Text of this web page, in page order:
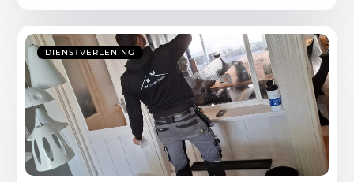
DIENSTVERLENING